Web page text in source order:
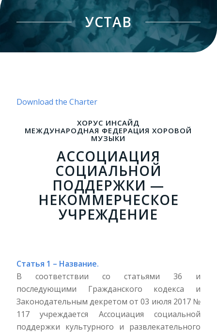
УСТАВ
Download the Charter
ХОРУС ИНСАЙД
МЕЖДУНАРОДНАЯ ФЕДЕРАЦИЯ ХОРОВОЙ
МУЗЫКИ
АССОЦИАЦИЯ
СОЦИАЛЬНОЙ
ПОДДЕРЖКИ —
НЕКОММЕРЧЕСКОЕ
УЧРЕЖДЕНИЕ
Статья 1 – Название.
В соответствии со статьями 36 и
последующими Гражданского кодекса и
Законодательным декретом от 03 июля 2017 №
117 учреждается Ассоциация социальной
поддержки культурного и развлекательного